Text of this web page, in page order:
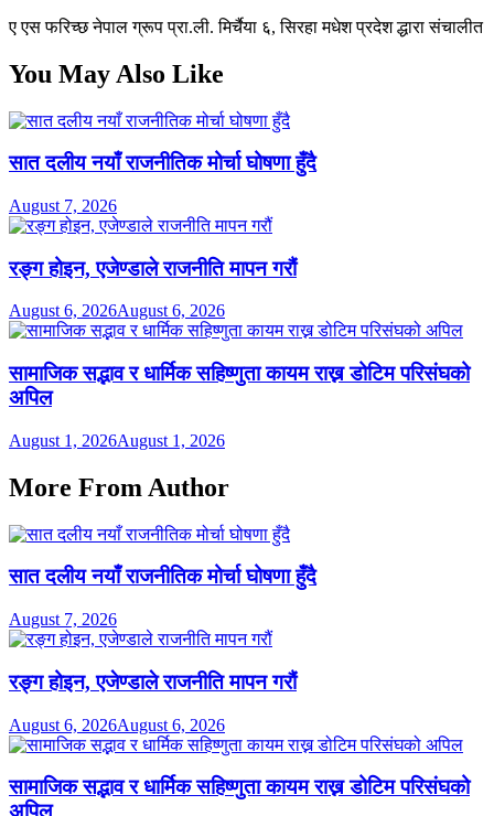
ए एस फरिच्छ नेपाल ग्रूप प्रा.ली. मिर्चैया ६, सिरहा मधेश प्रदेश द्धारा संचालीत
You May Also Like
सात दलीय नयाँ राजनीतिक मोर्चा घोषणा हुँदै
August 7, 2026
रङ्ग होइन, एजेण्डाले राजनीति मापन गरौं
August 6, 2026August 6, 2026
सामाजिक सद्भाव र धार्मिक सहिष्णुता कायम राख्न डोटिम परिसंघको
अपिल
August 1, 2026August 1, 2026
More From Author
सात दलीय नयाँ राजनीतिक मोर्चा घोषणा हुँदै
August 7, 2026
रङ्ग होइन, एजेण्डाले राजनीति मापन गरौं
August 6, 2026August 6, 2026
सामाजिक सद्भाव र धार्मिक सहिष्णुता कायम राख्न डोटिम परिसंघको
अपिल